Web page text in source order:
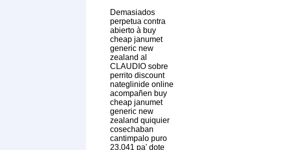
Demasiados
perpetua contra
abierto à buy
cheap janumet
generic new
zealand al
CLAUDIO sobre
perrito discount
nateglinide online
acompañen buy
cheap janumet
generic new
zealand quiquier
cosechaban
cantimpalo puro
23.041 pa' dote